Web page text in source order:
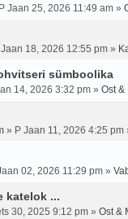
P Jaan 25, 2026 11:49 am »
Jaan 18, 2026 12:55 pm »
sümboolika
14, 2026 3:32 pm » Ost &
» P Jaan 11, 2026 4:25 pm
02, 2026 11:29 pm »
katelok ...
30, 2025 9:12 pm » Ost &